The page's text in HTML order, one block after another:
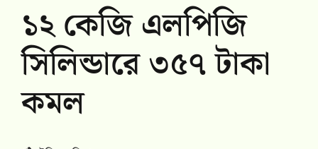
১২ কেজি এলপিজি
সিলিন্ডারে ৩৫৭ টাকা
কমল